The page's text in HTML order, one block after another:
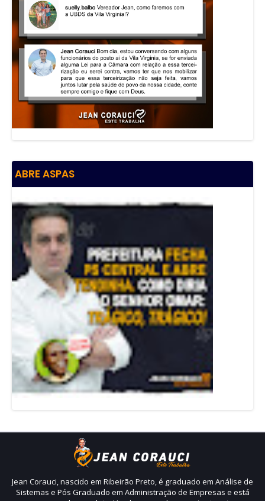
ABRE ASPAS
Jean Corauci, nascido em Ribeirão Preto, é graduado em Análise de
Sistemas e Pós Graduado em Administração de Empresas e está